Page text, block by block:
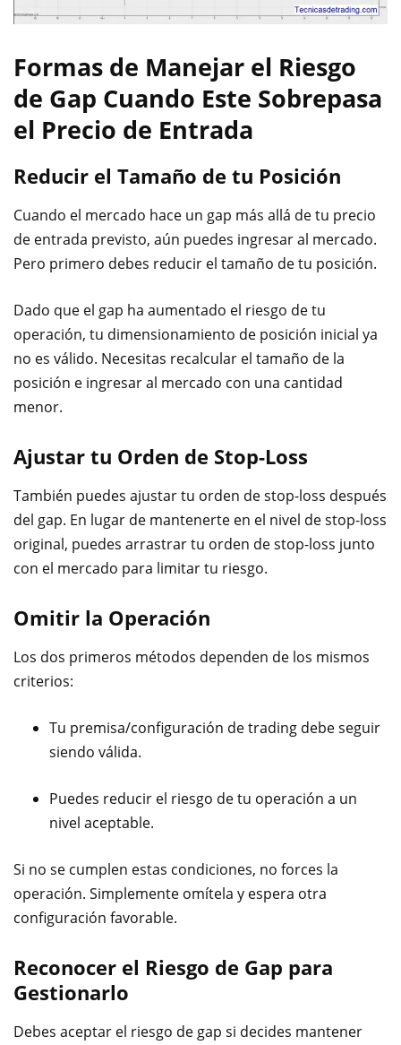
Formas de Manejar el Riesgo
de Gap Cuando Este Sobrepasa
el Precio de Entrada
Reducir el Tamaño de tu Posición
Cuando el mercado hace un gap más allá de tu precio
de entrada previsto, aún puedes ingresar al mercado.
Pero primero debes reducir el tamaño de tu posición.
Dado que el gap ha aumentado el riesgo de tu
operación, tu dimensionamiento de posición inicial ya
no es válido. Necesitas recalcular el tamaño de la
posición e ingresar al mercado con una cantidad
menor.
Ajustar tu Orden de Stop-Loss
También puedes ajustar tu orden de stop-loss después
del gap. En lugar de mantenerte en el nivel de stop-loss
original, puedes arrastrar tu orden de stop-loss junto
con el mercado para limitar tu riesgo.
Omitir la Operación
Los dos primeros métodos dependen de los mismos
criterios:
Tu premisa/configuración de trading debe seguir
siendo válida.
Puedes reducir el riesgo de tu operación a un
nivel aceptable.
Si no se cumplen estas condiciones, no forces la
operación. Simplemente omítela y espera otra
configuración favorable.
Reconocer el Riesgo de Gap para
Gestionarlo
Debes aceptar el riesgo de gap si decides mantener